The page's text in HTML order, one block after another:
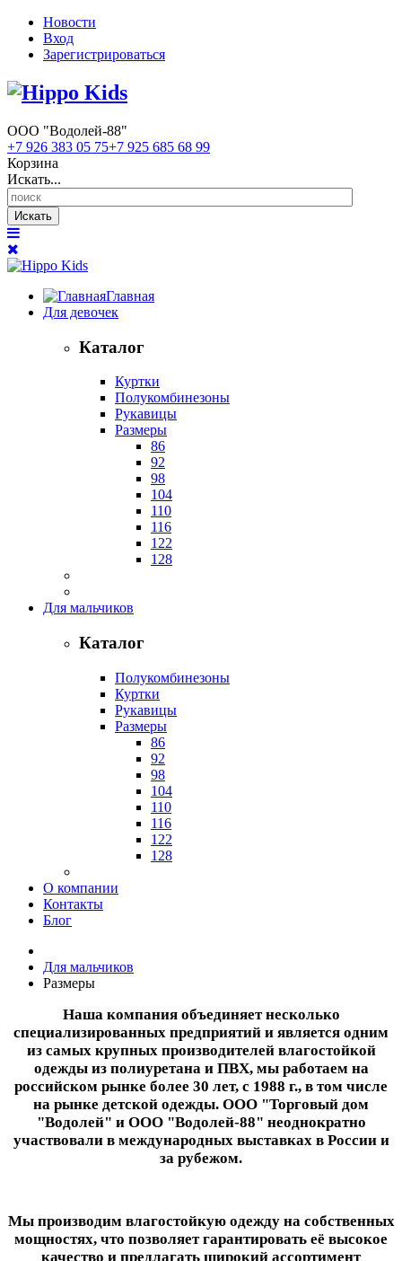
Новости
Вход
Зарегистрироваться
ООО "Водолей-88"
+7 926 383 05 75+7 925 685 68 99
Корзина
Искать...
Искать
Главная
Для девочек
Каталог
Куртки
Полукомбинезоны
Рукавицы
Размеры
86
92
98
104
110
116
122
128
Для мальчиков
Каталог
Полукомбинезоны
Куртки
Рукавицы
Размеры
86
92
98
104
110
116
122
128
О компании
Контакты
Блог
Для мальчиков
Размеры
Наша компания объединяет несколько
специализированных предприятий и является одним
из самых крупных производителей влагостойкой
одежды из полиуретана и ПВХ, мы работаем на
российском рынке более 30 лет, с 1988 г., в том числе
на рынке детской одежды. ООО "Торговый дом
"Водолей" и ООО "Водолей-88" неоднократно
участвовали в международных выставках в России и
за рубежом.
Мы производим влагостойкую одежду на собственных
мощностях, что позволяет гарантировать её высокое
качество и предлагать широкий ассортимент